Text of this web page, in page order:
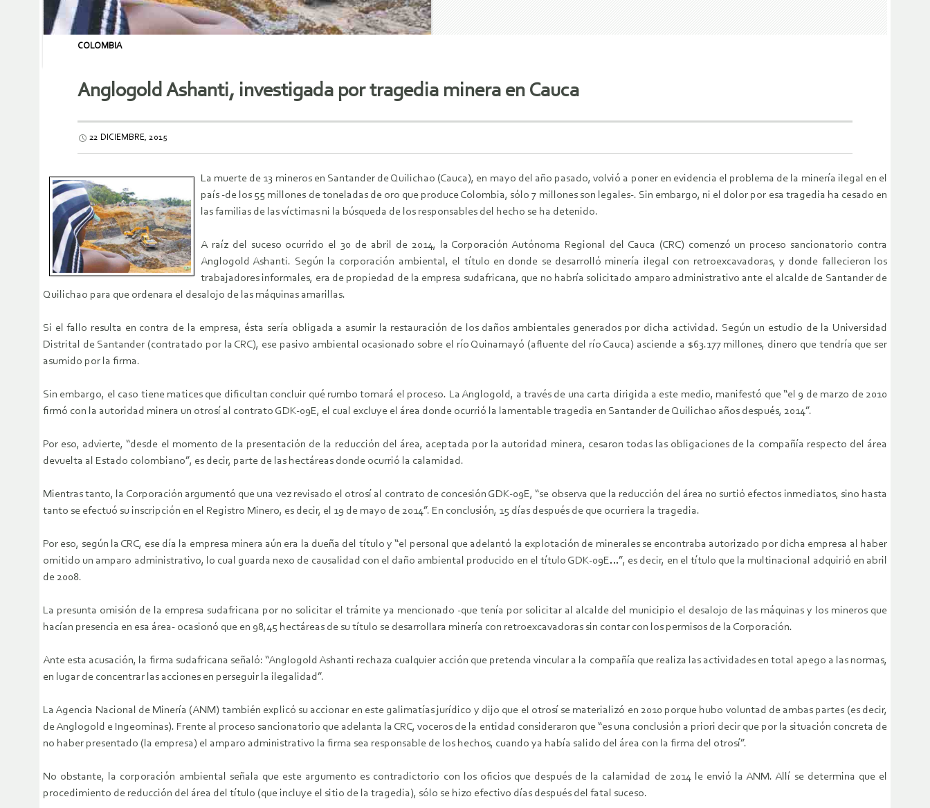
COLOMBIA
Anglogold Ashanti, investigada por tragedia minera en Cauca
22 DICIEMBRE, 2015
La muerte de 13 mineros en Santander de Quilichao (Cauca), en mayo del año pasado, volvió a poner en evidencia el problema de la minería ilegal en el
país -de los 55 millones de toneladas de oro que produce Colombia, sólo 7 millones son legales-. Sin embargo, ni el dolor por esa tragedia ha cesado en
las familias de las víctimas ni la búsqueda de los responsables del hecho se ha detenido.
A raíz del suceso ocurrido el 30 de abril de 2014, la Corporación Autónoma Regional del Cauca (CRC) comenzó un proceso sancionatorio contra
Anglogold Ashanti. Según la corporación ambiental, el título en donde se desarrolló minería ilegal con retroexcavadoras, y donde fallecieron los
trabajadores informales, era de propiedad de la empresa sudafricana, que no habría solicitado amparo administrativo ante el alcalde de Santander de
Quilichao para que ordenara el desalojo de las máquinas amarillas.
Si el fallo resulta en contra de la empresa, ésta sería obligada a asumir la restauración de los daños ambientales generados por dicha actividad. Según un estudio de la Universidad
Distrital de Santander (contratado por la CRC), ese pasivo ambiental ocasionado sobre el río Quinamayó (afluente del río Cauca) asciende a $63.177 millones, dinero que tendría que ser
asumido por la firma.
Sin embargo, el caso tiene matices que dificultan concluir qué rumbo tomará el proceso. La Anglogold, a través de una carta dirigida a este medio, manifestó que “el 9 de marzo de 2010
firmó con la autoridad minera un otrosí al contrato GDK-09E, el cual excluye el área donde ocurrió la lamentable tragedia en Santander de Quilichao años después, 2014”.
Por eso, advierte, “desde el momento de la presentación de la reducción del área, aceptada por la autoridad minera, cesaron todas las obligaciones de la compañía respecto del área
devuelta al Estado colombiano”, es decir, parte de las hectáreas donde ocurrió la calamidad.
Mientras tanto, la Corporación argumentó que una vez revisado el otrosí al contrato de concesión GDK-09E, “se observa que la reducción del área no surtió efectos inmediatos, sino hasta
tanto se efectuó su inscripción en el Registro Minero, es decir, el 19 de mayo de 2014”. En conclusión, 15 días después de que ocurriera la tragedia.
Por eso, según la CRC, ese día la empresa minera aún era la dueña del título y “el personal que adelantó la explotación de minerales se encontraba autorizado por dicha empresa al haber
omitido un amparo administrativo, lo cual guarda nexo de causalidad con el daño ambiental producido en el título GDK-09E…”, es decir, en el título que la multinacional adquirió en abril
de 2008.
La presunta omisión de la empresa sudafricana por no solicitar el trámite ya mencionado -que tenía por solicitar al alcalde del municipio el desalojo de las máquinas y los mineros que
hacían presencia en esa área- ocasionó que en 98,45 hectáreas de su título se desarrollara minería con retroexcavadoras sin contar con los permisos de la Corporación.
Ante esta acusación, la firma sudafricana señaló: “Anglogold Ashanti rechaza cualquier acción que pretenda vincular a la compañía que realiza las actividades en total apego a las normas,
en lugar de concentrar las acciones en perseguir la ilegalidad”.
La Agencia Nacional de Minería (ANM) también explicó su accionar en este galimatías jurídico y dijo que el otrosí se materializó en 2010 porque hubo voluntad de ambas partes (es decir,
de Anglogold e Ingeominas). Frente al proceso sancionatorio que adelanta la CRC, voceros de la entidad consideraron que “es una conclusión a priori decir que por la situación concreta de
no haber presentado (la empresa) el amparo administrativo la firma sea responsable de los hechos, cuando ya había salido del área con la firma del otrosí”.
No obstante, la corporación ambiental señala que este argumento es contradictorio con los oficios que después de la calamidad de 2014 le envió la ANM. Allí se determina que el
procedimiento de reducción del área del título (que incluye el sitio de la tragedia), sólo se hizo efectivo días después del fatal suceso.